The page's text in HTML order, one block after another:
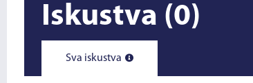
Iskustva (0)
Sva iskustva